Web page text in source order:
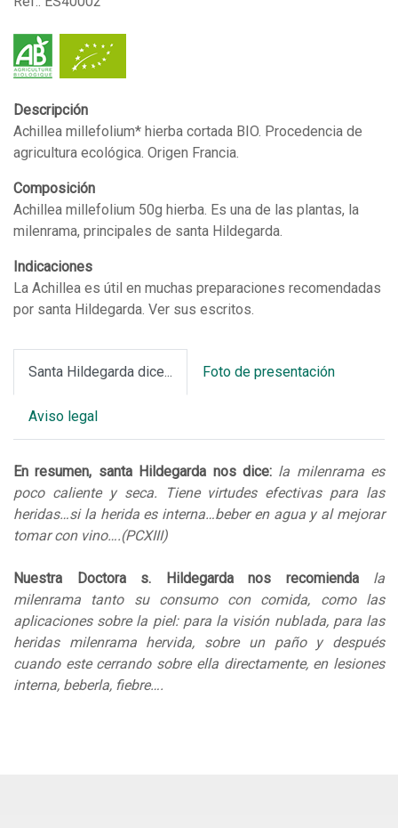
Milerama
cortada
BIO
g)
cantidad
Descripción
Achillea millefolium* hierba cortada BIO. Procedencia de
agricultura ecológica. Origen Francia.
Composición
Achillea millefolium 50g hierba. Es una de las plantas, la
milenrama, principales de santa Hildegarda.
Indicaciones
La Achillea es útil en muchas preparaciones recomendadas
por santa Hildegarda. Ver sus escritos.
Santa Hildegarda dice... Foto de presentación
Aviso legal
En resumen, santa Hildegarda nos dice:la milenrama es
poco caliente y seca. Tiene virtudes efectivas para las
heridas…si la herida es interna…beber en agua y al mejorar
tomar con vino….(PCXIII)
Nuestra Doctora s. Hildegarda nos recomienda
la
milenrama tanto su consumo con comida, como las
aplicaciones sobre la piel: para la visión nublada, para las
heridas milenrama hervida, sobre un paño y después
cuando este cerrando sobre ella directamente, en lesiones
interna, beberla, fiebre….